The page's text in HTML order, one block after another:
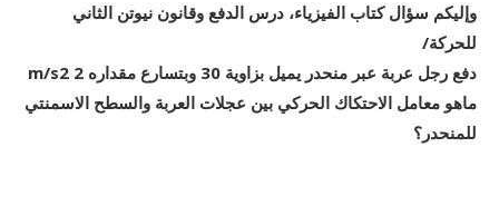
وإليكم سؤال كتاب الفيزياء، درس الدفع وقانون نيوتن الثاني
للحركة/
دفع رجل عربة عبر منحدر يميل بزاوية 30 وبتسارع مقداره 2 m/s2
ماهو معامل الاحتكاك الحركي بين عجلات العربة والسطح الاسمنتي
للمنحدر؟